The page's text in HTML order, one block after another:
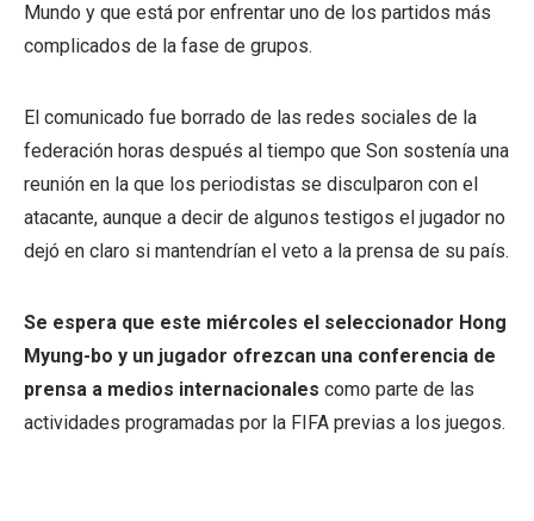
Mundo y que está por enfrentar uno de los partidos más
complicados de la fase de grupos.
El comunicado fue borrado de las redes sociales de la
federación horas después al tiempo que Son sostenía una
reunión en la que los periodistas se disculparon con el
atacante, aunque a decir de algunos testigos el jugador no
dejó en claro si mantendrían el veto a la prensa de su país.
Se espera que este miércoles el seleccionador Hong
Myung-bo y un jugador ofrezcan una conferencia de
prensa a medios internacionales como parte de las
actividades programadas por la FIFA previas a los juegos.